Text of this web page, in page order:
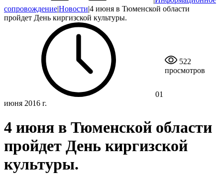
сопровождение|Новости|4 июня в Тюменской области
пройдет День киргизской культуры.
01
июня 2016 г.
522
просмотров
4 июня в Тюменской области
пройдет День киргизской
культуры.